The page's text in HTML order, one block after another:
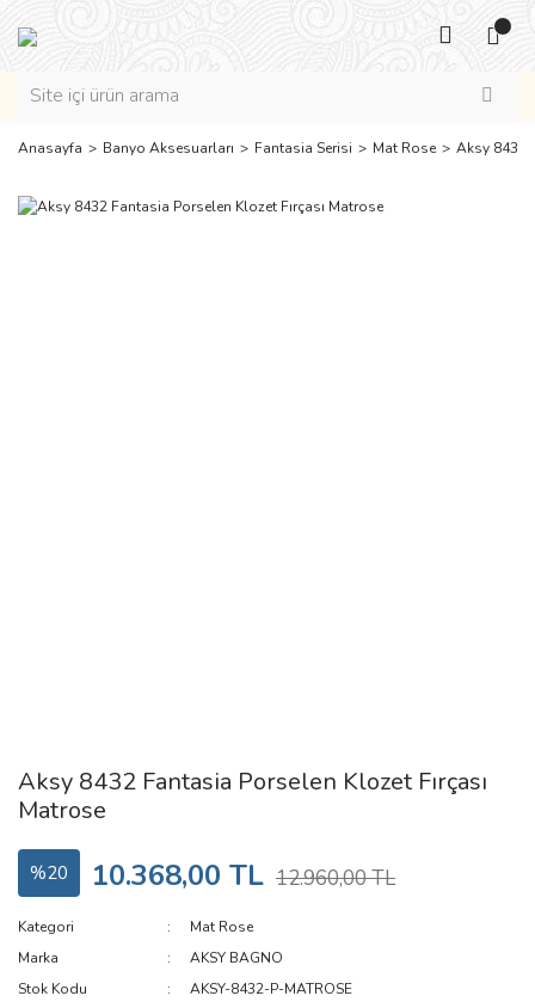
Anasayfa Banyo Aksesuarları Fantasia Serisi Mat Rose Aksy 8432
Aksy 8432 Fantasia Porselen Klozet Fırçası
Matrose
%20 10.368,00 TL 12.960,00 TL
Kategori
Mat Rose
Marka
AKSY BAGNO
Stok Kodu
AKSY-8432-P-MATROSE